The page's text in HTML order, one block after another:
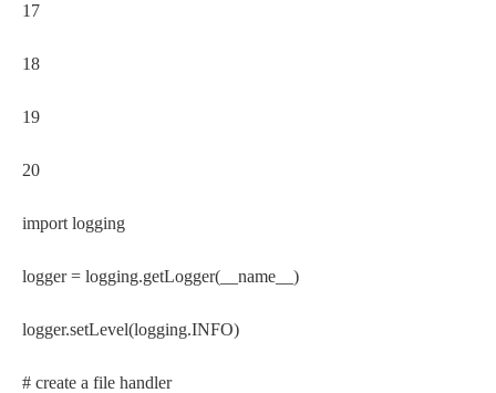
17
18
19
20
import logging
logger = logging.getLogger(__name__)
logger.setLevel(logging.INFO)
# create a file handler